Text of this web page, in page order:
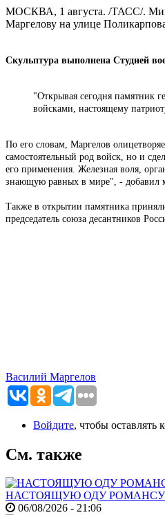
МОСКВА, 1 августа. /ТАСС/.
Маргелову на улице
Скульптура выполнена Студией
"Открывая сегодня памятник
войсками, настоящему
По его словам, Маргелов
самостоятельный род войск, но и
его применения. Железная воля,
знающую равных в мире", - добавил
Также в открытии памятника
председатель союза десантников
Василий Маргелов
Войдите, чтобы оставлять
См. также
НАСТОЯЩУЮ ОДУ
06/08/2026 - 21:06